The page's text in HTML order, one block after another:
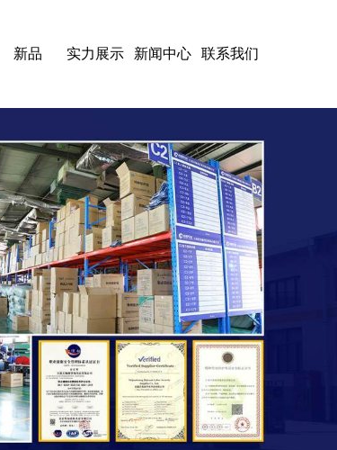
新品 实力展示 新闻中心 联系我们